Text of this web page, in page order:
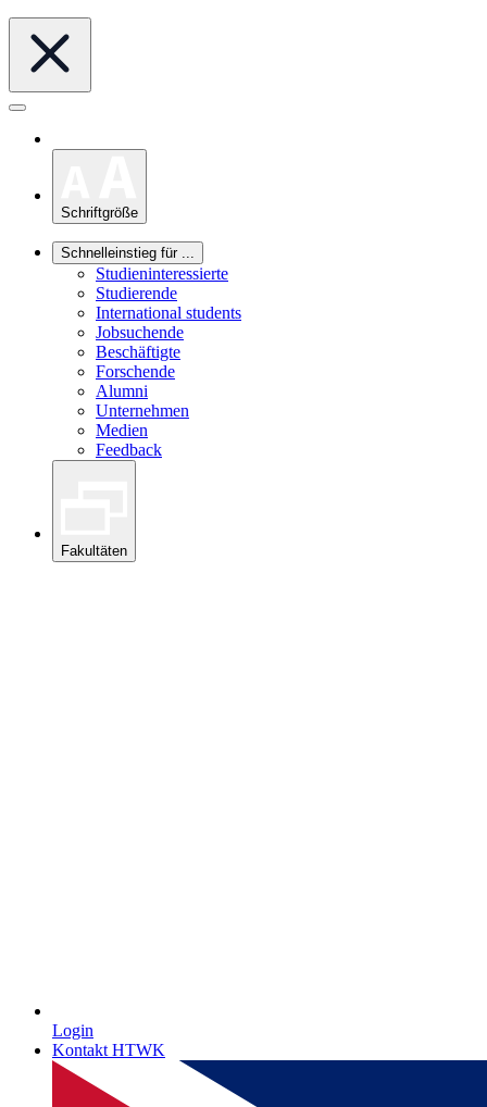
Schriftgröße
Schnelleinstieg für ...
Studieninteressierte
Studierende
International students
Jobsuchende
Beschäftigte
Forschende
Alumni
Unternehmen
Medien
Feedback
Fakultäten
Login
Kontakt HTWK